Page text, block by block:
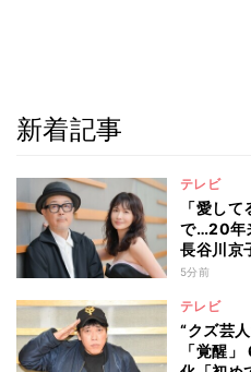
新着記事
テレビ
「愛し
で…20年
長谷川京
5分前
テレビ
“クズ芸
「覚醒